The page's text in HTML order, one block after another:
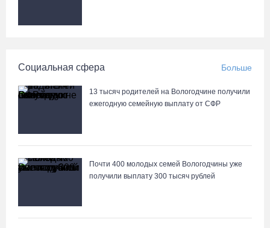
Череповчанку задержали с наркотиками: общая масса изъятого
превысила 527 г
07.08.26 / 13:40
В Череповце госпитализировали пострадавшего в ДТП
мотоциклиста и его пассажира
Социальная сфера Больше
13 тысяч родителей на Вологодчине получили
ежегодную семейную выплату от СФР
Почти 400 молодых семей Вологодчины уже
получили выплату 300 тысяч рублей